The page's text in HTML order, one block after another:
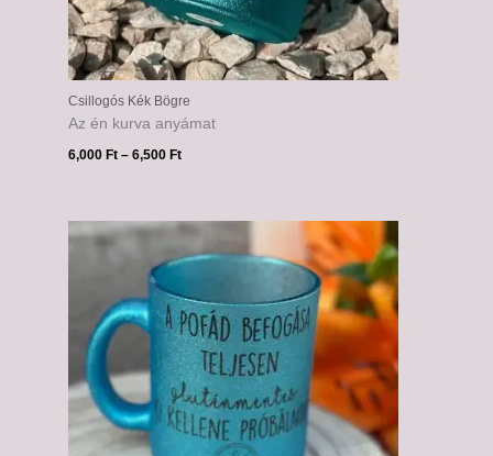
Csillogós Kék Bögre
Az én kurva anyámat
6,000 Ft – 6,500 Ft
6,500 Ft